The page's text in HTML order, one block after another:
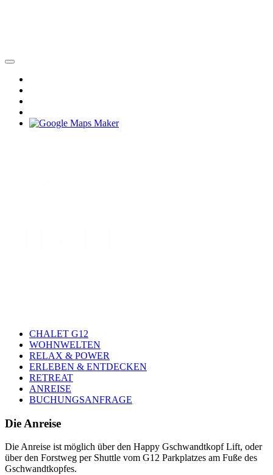
CHALET G12
WOHNWELTEN
RELAX & POWER
ERLEBEN & ENTDECKEN
RETREAT
ANREISE
BUCHUNGSANFRAGE
Die Anreise
Die Anreise ist möglich über den Happy Gschwandtkopf Lift, oder
über den Forstweg per Shuttle vom G12 Parkplatzes am Fuße des
Gschwandtkopfes.